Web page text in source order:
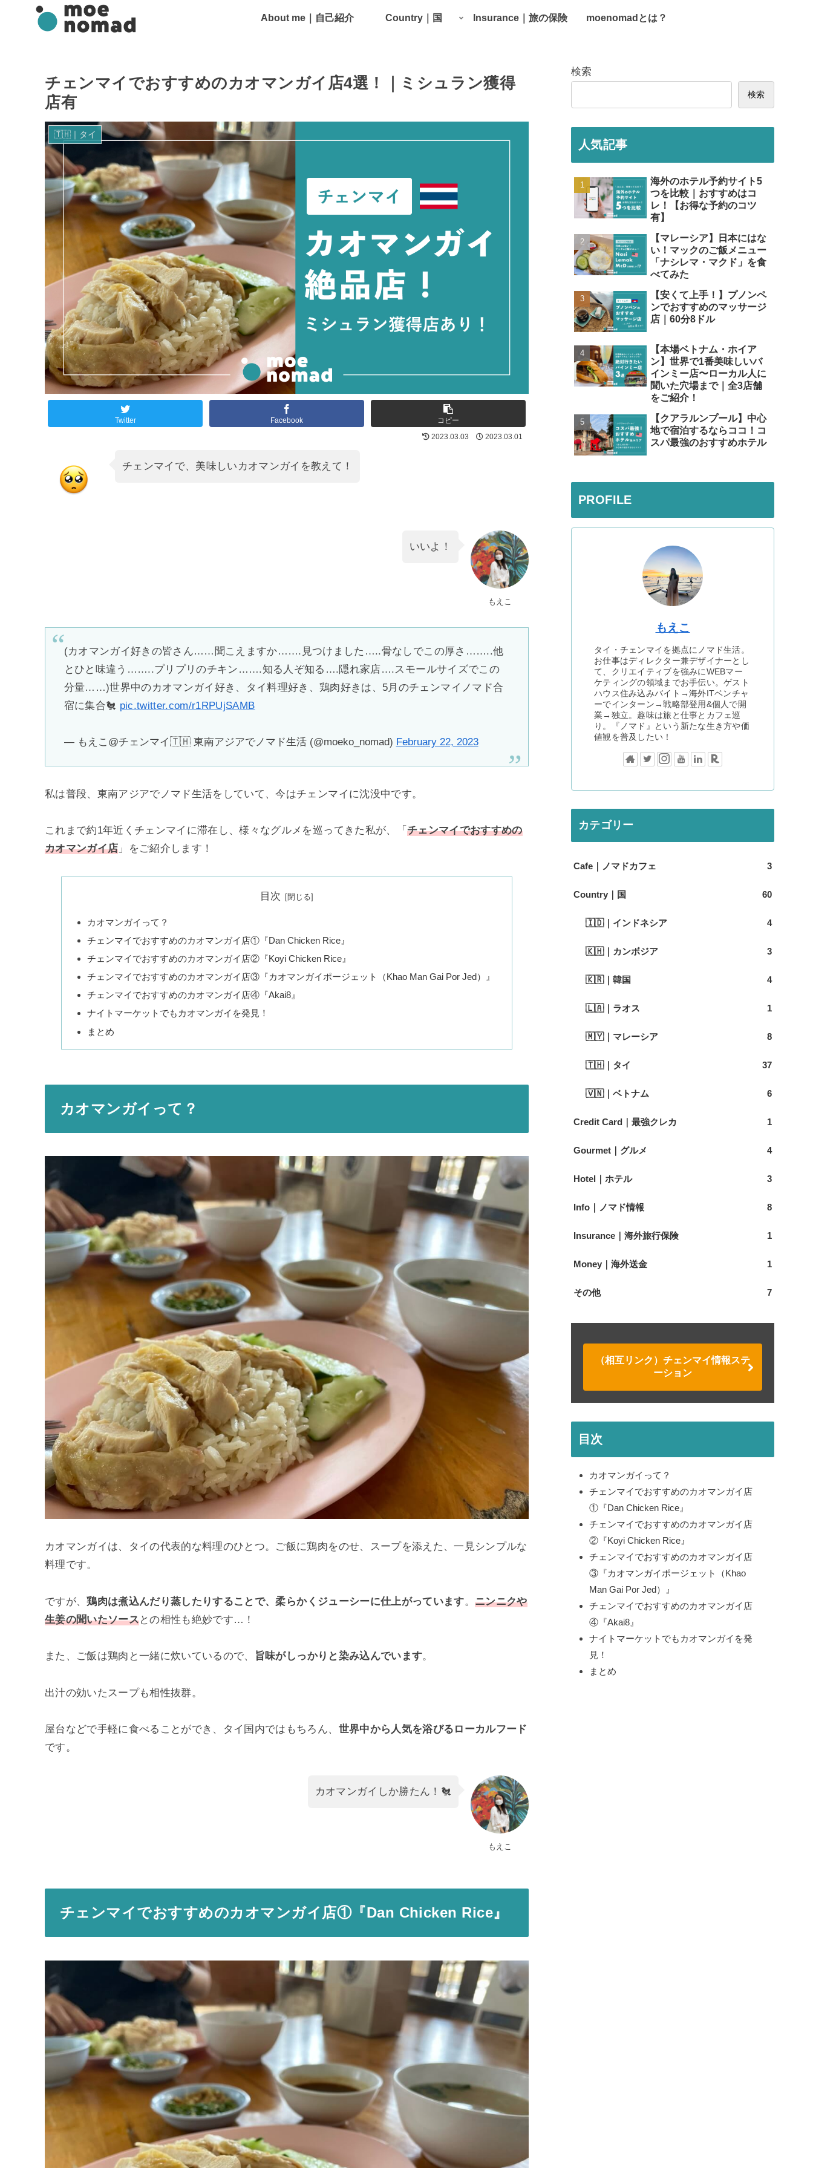
About me｜自己紹介 Country｜国 Insurance｜旅の保険 moenomadとは？
チェンマイでおすすめのカオマンガイ店4選！｜ミシュラン獲得
店有
🇹🇭｜タイ
Twitter Facebook
コピー
2023.03.03
2023.03.01
チェンマイで、美味しいカオマンガイを教えて！
もえこ
いいよ！
(カオマンガイ好きの皆さん……聞こえますか…….見つけました…..骨なしでこの厚さ……..他
とひと味違う……..プリプリのチキン…….知る人ぞ知る….隠れ家店….スモールサイズでこの
分量……)世界中のカオマンガイ好き、タイ料理好き、鶏肉好きは、5月のチェンマイノマド合
宿に集合🐔 pic.twitter.com/r1RPUjSAMB
— もえこ@チェンマイ🇹🇭 東南アジアでノマド生活 (@moeko_nomad) February 22, 2023
私は普段、東南アジアでノマド生活をしていて、今はチェンマイに沈没中です。
これまで約1年近くチェンマイに滞在し、様々なグルメを巡ってきた私が、「 チェンマイでおすすめの
カオマンガイ店 」をご紹介します！
目次
カオマンガイって？
チェンマイでおすすめのカオマンガイ店①『Dan Chicken Rice』
チェンマイでおすすめのカオマンガイ店②『Koyi Chicken Rice』
チェンマイでおすすめのカオマンガイ店③『カオマンガイポージェット（Khao Man Gai Por Jed）』
チェンマイでおすすめのカオマンガイ店④『Akai8』
ナイトマーケットでもカオマンガイを発見！
まとめ
カオマンガイって？
カオマンガイは、タイの代表的な料理のひとつ。ご飯に鶏肉をのせ、スープを添えた、一見シンプルな
料理です。
ですが、鶏肉は煮込んだり蒸したりすることで、柔らかくジューシーに仕上がっています。 ニンニクや
生姜の聞いたソースとの相性も絶妙です…！
また、ご飯は鶏肉と一緒に炊いているので、 旨味がしっかりと染み込んでいます。
出汁の効いたスープも相性抜群。
屋台などで手軽に食べることができ、タイ国内ではもちろん、 世界中から人気を浴びるローカルフード
です。
もえこ
カオマンガイしか勝たん！🐔
チェンマイでおすすめのカオマンガイ店①『Dan Chicken Rice』
検索
検索
人気記事
海外のホテル予約サイト5
つを比較｜おすすめはコ
レ！【お得な予約のコツ
有】
【マレーシア】日本にはな
い！マックのご飯メニュー
「ナシレマ・マクド」を食
べてみた
【安くて上手！】プノンペ
ンでおすすめのマッサージ
店｜60分8ドル
【本場ベトナム・ホイア
ン】世界で1番美味しいバ
インミー店〜ローカル人に
聞いた穴場まで｜全3店舗
をご紹介！
【クアラルンプール】中心
地で宿泊するならココ！コ
スパ最強のおすすめホテル
PROFILE
もえこ
タイ・チェンマイを拠点にノマド生活。
お仕事はディレクター兼デザイナーとし
て、クリエイティブを強みにWEBマー
ケティングの領域までお手伝い。ゲスト
ハウス住み込みバイト→海外ITベンチャ
ーでインターン→戦略部登用&個人で開
業→独立。趣味は旅と仕事とカフェ巡
り。『ノマド』という新たな生き方や価
値観を普及したい！
カテゴリー
Cafe｜ノマドカフェ 3
Country｜国 60
🇮🇩｜インドネシア 4
🇰🇭｜カンボジア 3
🇰🇷｜韓国 4
🇱🇦｜ラオス 1
🇲🇾｜マレーシア 8
🇹🇭｜タイ 37
🇻🇳｜ベトナム 6
Credit Card｜最強クレカ 1
Gourmet｜グルメ 4
Hotel｜ホテル 3
Info｜ノマド情報 8
Insurance｜海外旅行保険 1
Money｜海外送金 1
その他 7
（相互リンク）チェンマイ情報ステ
ーション
目次
カオマンガイって？
チェンマイでおすすめのカオマンガイ店
①『Dan Chicken Rice』
チェンマイでおすすめのカオマンガイ店
②『Koyi Chicken Rice』
チェンマイでおすすめのカオマンガイ店
③『カオマンガイポージェット（Khao
Man Gai Por Jed）』
チェンマイでおすすめのカオマンガイ店
④『Akai8』
ナイトマーケットでもカオマンガイを発
見！
まとめ